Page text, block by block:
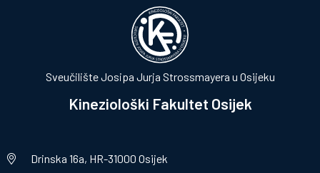
Sveučilište Josipa Jurja Strossmayera u Osijeku
Kineziološki Fakultet Osijek
Drinska 16a, HR-31000 Osijek